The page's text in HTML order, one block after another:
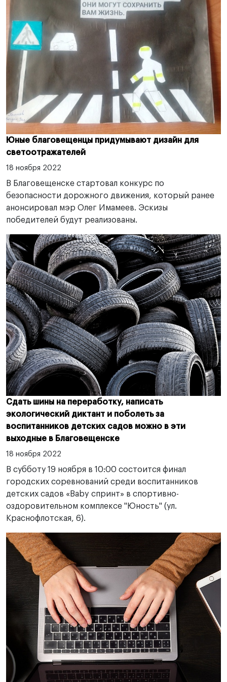
Юные благовещенцы придумывают дизайн для
светоотражателей
18 ноября 2022
В Благовещенске стартовал конкурс по
безопасности дорожного движения, который ранее
анонсировал мэр Олег Имамеев. Эскизы
победителей будут реализованы.
Сдать шины на переработку, написать
экологический диктант и поболеть за
воспитанников детских садов можно в эти
выходные в Благовещенске
18 ноября 2022
В субботу 19 ноября в 10:00 состоится финал
городских соревнований среди воспитанников
детских садов «Baby спринт» в спортивно-
оздоровительном комплексе "Юность" (ул.
Краснофлотская, 6).